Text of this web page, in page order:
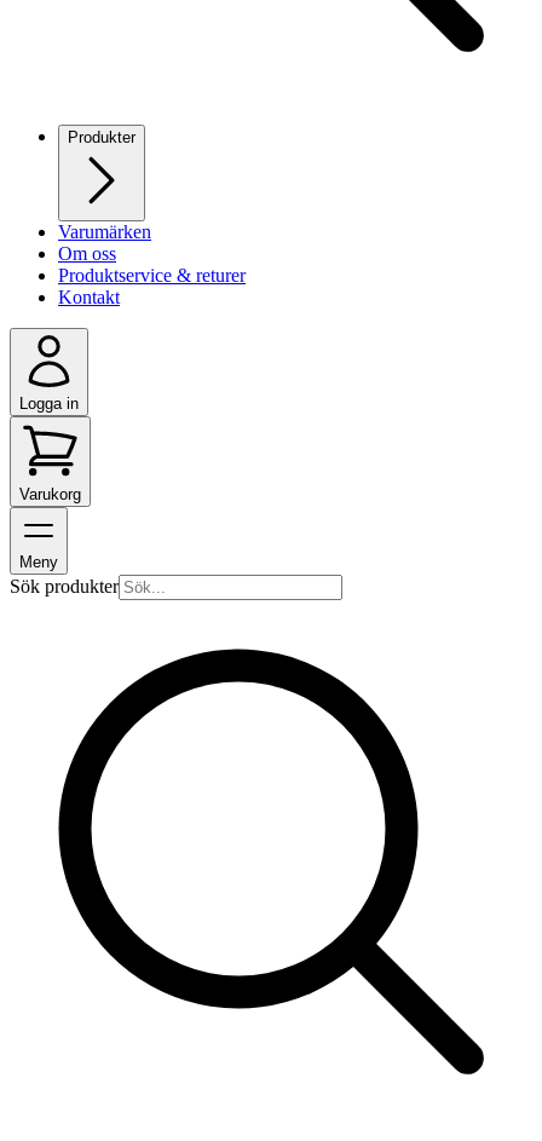
Produkter
Varumärken
Om oss
Produktservice & returer
Kontakt
Logga in
Varukorg
Meny
Sök produkter